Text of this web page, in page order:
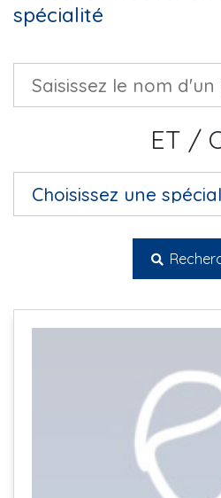
spécialité
ET /